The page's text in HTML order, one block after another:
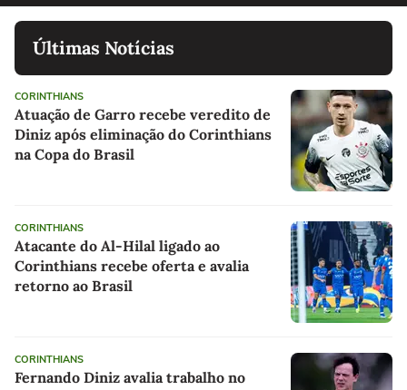
Últimas Notícias
CORINTHIANS
Atuação de Garro recebe veredito de
Diniz após eliminação do Corinthians
na Copa do Brasil
CORINTHIANS
Atacante do Al-Hilal ligado ao
Corinthians recebe oferta e avalia
retorno ao Brasil
CORINTHIANS
Fernando Diniz avalia trabalho no